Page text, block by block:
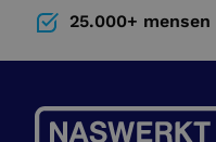
25.000+ mensen